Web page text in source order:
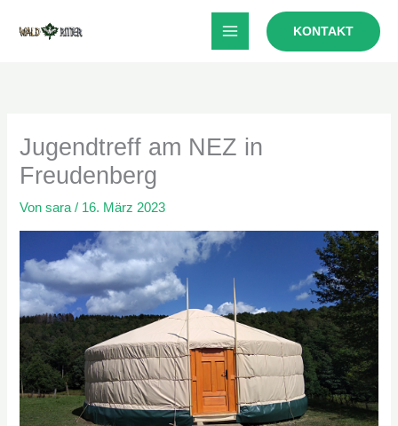
Inhalt
KONTAKT
Jugendtreff am NEZ in
Freudenberg
Vonsara/ 16. März 2023